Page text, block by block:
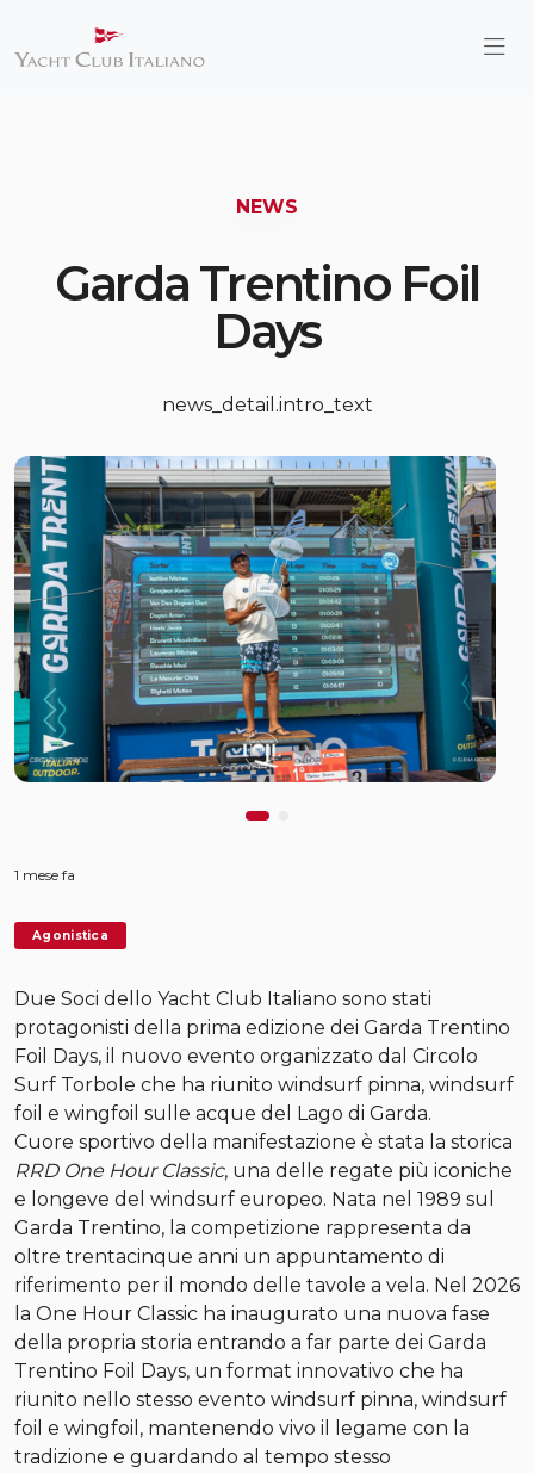
NEWS
Garda Trentino Foil
Days
news_detail.intro_text
1 mese fa
Agonistica
Due Soci dello Yacht Club Italiano sono stati
protagonisti della prima edizione dei Garda Trentino
Foil Days, il nuovo evento organizzato dal Circolo
Surf Torbole che ha riunito windsurf pinna, windsurf
foil e wingfoil sulle acque del Lago di Garda.
Cuore sportivo della manifestazione è stata la storica
RRD One Hour Classic, una delle regate più iconiche
e longeve del windsurf europeo. Nata nel 1989 sul
Garda Trentino, la competizione rappresenta da
oltre trentacinque anni un appuntamento di
riferimento per il mondo delle tavole a vela. Nel 2026
la One Hour Classic ha inaugurato una nuova fase
della propria storia entrando a far parte dei Garda
Trentino Foil Days, un format innovativo che ha
riunito nello stesso evento windsurf pinna, windsurf
foil e wingfoil, mantenendo vivo il legame con la
tradizione e guardando al tempo stesso